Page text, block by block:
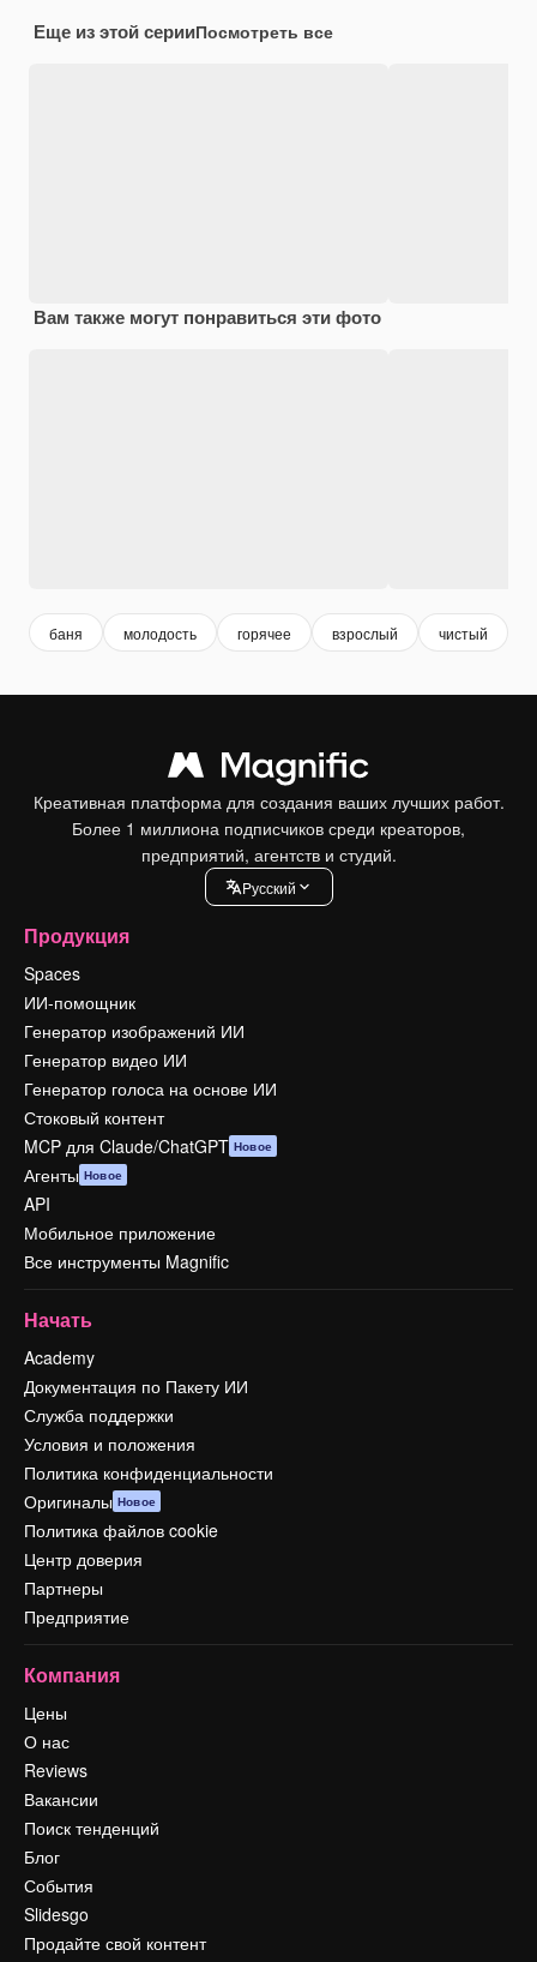
Еще из этой серииПосмотреть все
Вам также могут понравиться эти фото
баня молодость горячее взрослый чистый
Креативная платформа для создания ваших лучших работ.
Более 1 миллиона подписчиков среди креаторов,
предприятий, агентств и студий.
Pусский
Продукция
Spaces
ИИ-помощник
Генератор изображений ИИ
Генератор видео ИИ
Генератор голоса на основе ИИ
Стоковый контент
MCP для Claude/ChatGPT Новое
Агенты Новое
API
Мобильное приложение
Все инструменты Magnific
Начать
Academy
Документация по Пакету ИИ
Служба поддержки
Условия и положения
Политика конфиденциальности
Оригиналы Новое
Политика файлов cookie
Центр доверия
Партнеры
Предприятие
Компания
Цены
О нас
Reviews
Вакансии
Поиск тенденций
Блог
События
Slidesgo
Продайте свой контент